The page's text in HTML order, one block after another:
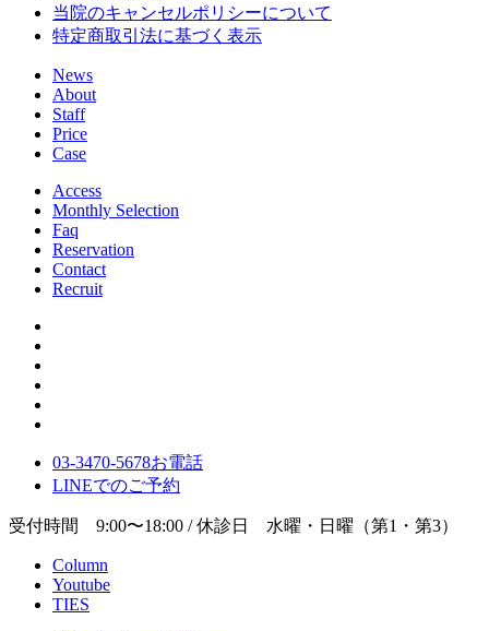
当院のキャンセルポリシーについて
特定商取引法に基づく表示
News
About
Staff
Price
Case
Access
Monthly Selection
Faq
Reservation
Contact
Recruit
03-3470-5678お電話
LINEでのご予約
受付時間 9:00〜18:00 / 休診日 水曜・日曜（第1・第3）
Column
Youtube
TIES